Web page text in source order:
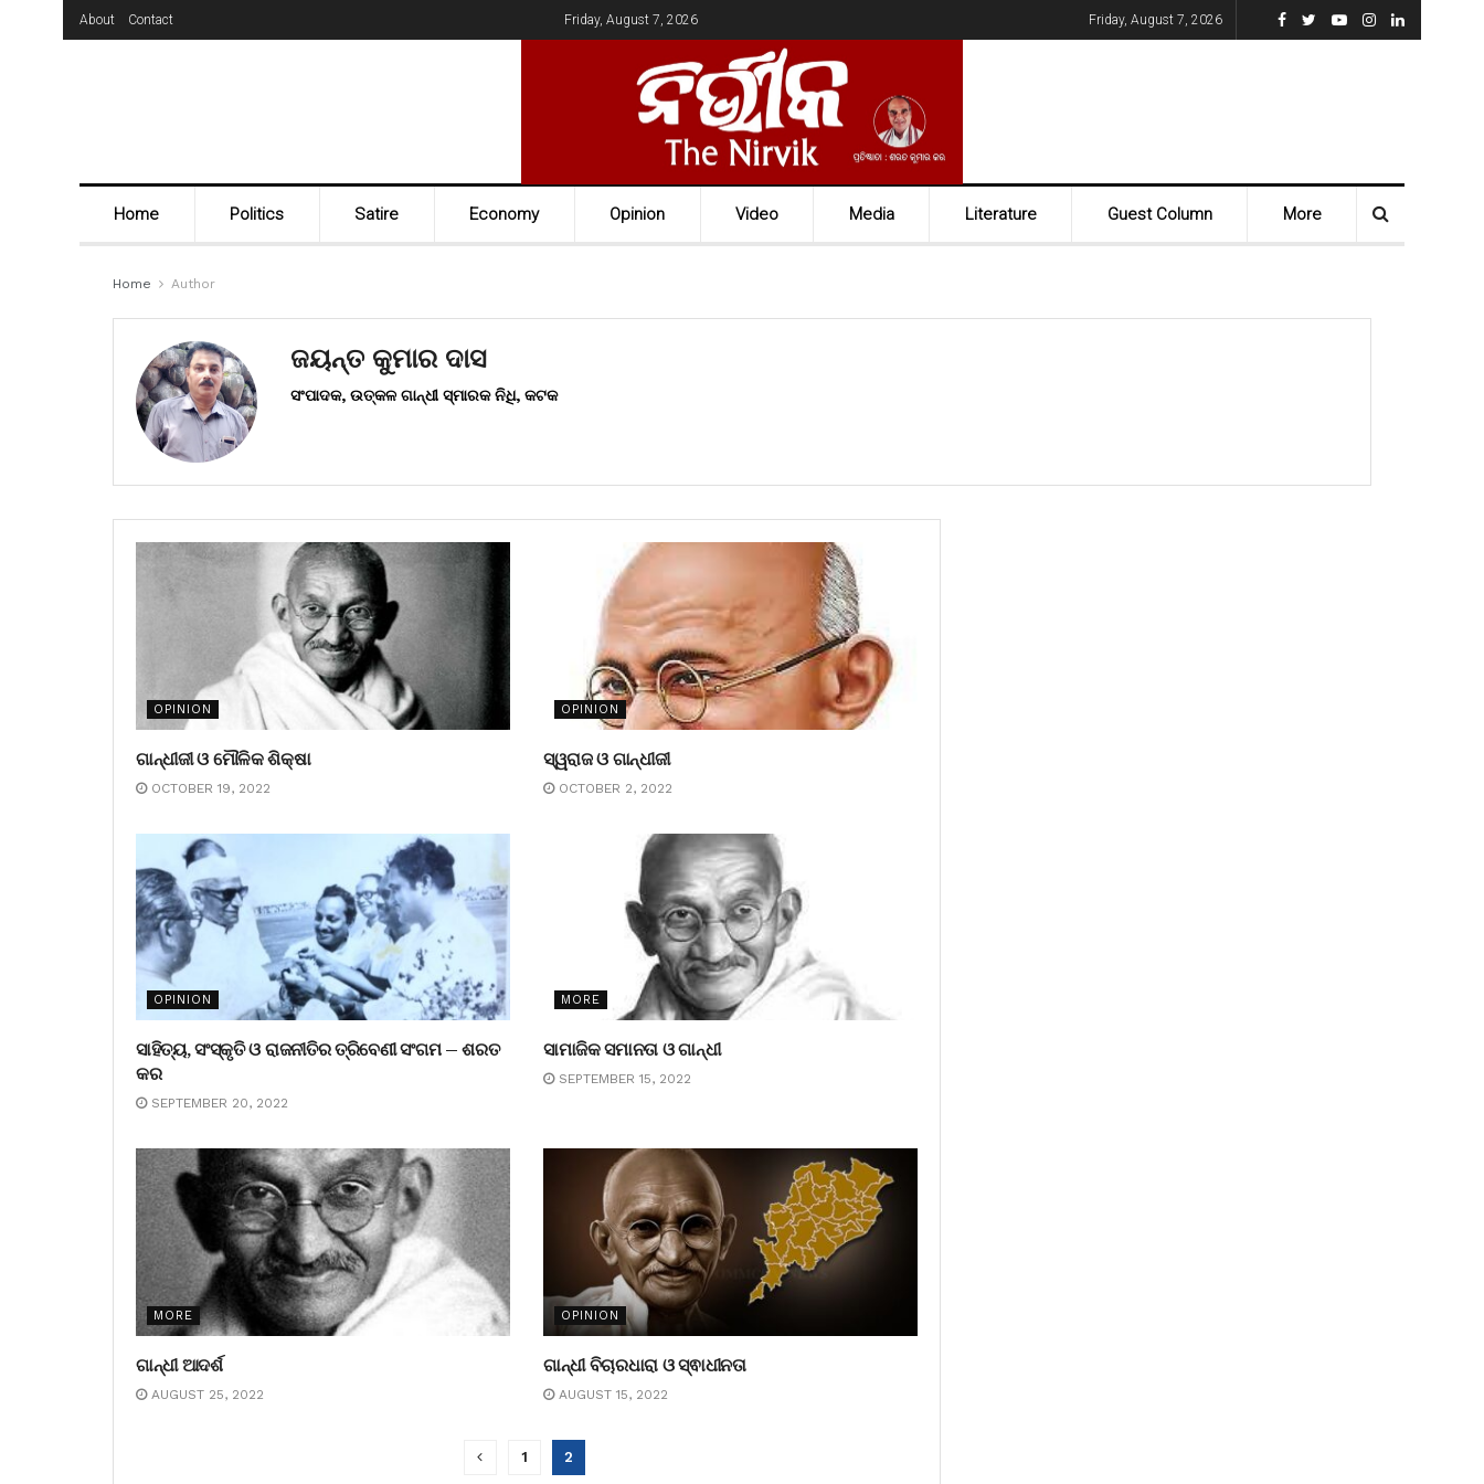
About Contact Friday, August 7, 2026 Friday, August 7, 2026
Home Politics Satire Economy Opinion Video Media Literature Guest Column More
Home Author
ଜୟନ୍ତ କୁମାର ଦାସ
ସଂପାଦକ, ଉତ୍କଳ ଗାନ୍ଧୀ ସ୍ମାରକ ନିଧି, କଟକ
OPINION
ଗାନ୍ଧୀଜୀ ଓ ମୌଳିକ ଶିକ୍ଷା
OCTOBER 19, 2022
OPINION
ସ୍ୱରାଜ ଓ ଗାନ୍ଧୀଜୀ
OCTOBER 2, 2022
OPINION
ସାହିତ୍ୟ, ସଂସ୍କୃତି ଓ ରାଜନୀତିର ତ୍ରିବେଣୀ ସଂଗମ – ଶରତ
କର
SEPTEMBER 20, 2022
MORE
ସାମାଜିକ ସମାନତା ଓ ଗାନ୍ଧୀ
SEPTEMBER 15, 2022
MORE
ଗାନ୍ଧୀ ଆଦର୍ଶ
AUGUST 25, 2022
OPINION
ଗାନ୍ଧୀ ବିଚାରଧାରା ଓ ସ୍ଵାଧୀନତା
AUGUST 15, 2022
1 2